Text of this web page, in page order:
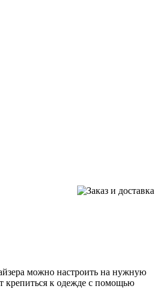
можно настроить на нужную
крепиться к одежде с помощью